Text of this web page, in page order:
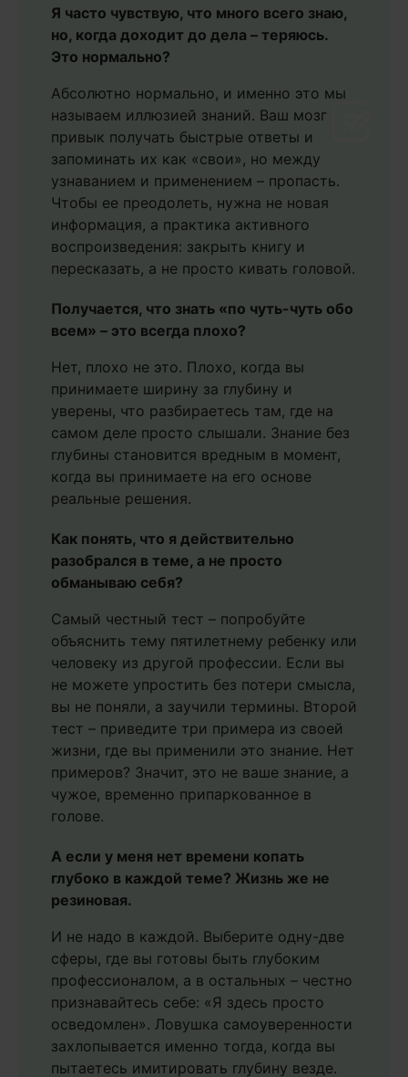
Я часто чувствую, что много всего знаю,
но, когда доходит до дела – теряюсь.
Это нормально?
Абсолютно нормально, и именно это мы
называем иллюзией знаний. Ваш мозг
привык получать быстрые ответы и
запоминать их как «свои», но между
узнаванием и применением – пропасть.
Чтобы ее преодолеть, нужна не новая
информация, а практика активного
воспроизведения: закрыть книгу и
пересказать, а не просто кивать головой.
Получается, что знать «по чуть-чуть обо
всем» – это всегда плохо?
Нет, плохо не это. Плохо, когда вы
принимаете ширину за глубину и
уверены, что разбираетесь там, где на
самом деле просто слышали. Знание без
глубины становится вредным в момент,
когда вы принимаете на его основе
реальные решения.
Как понять, что я действительно
разобрался в теме, а не просто
обманываю себя?
Самый честный тест – попробуйте
объяснить тему пятилетнему ребенку или
человеку из другой профессии. Если вы
не можете упростить без потери смысла,
вы не поняли, а заучили термины. Второй
тест – приведите три примера из своей
жизни, где вы применили это знание. Нет
примеров? Значит, это не ваше знание, а
чужое, временно припаркованное в
голове.
А если у меня нет времени копать
глубоко в каждой теме? Жизнь же не
резиновая.
И не надо в каждой. Выберите одну-две
сферы, где вы готовы быть глубоким
профессионалом, а в остальных – честно
признавайтесь себе: «Я здесь просто
осведомлен». Ловушка самоуверенности
захлопывается именно тогда, когда вы
пытаетесь имитировать глубину везде.